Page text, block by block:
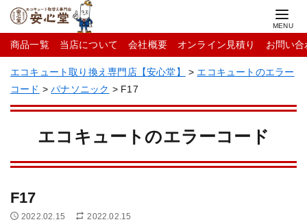
商品一覧 当店について 会社概要 オンライン見積り お問い合
エコキュート取り換え専門店【安心堂】 > エコキュートのエラー
コード >パナソニック > F17
エコキュートのエラーコード
F17
2022.02.15 2022.02.15